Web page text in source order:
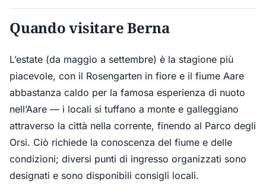
Quando visitare Berna
L’estate (da maggio a settembre) è la stagione più
piacevole, con il Rosengarten in fiore e il fiume Aare
abbastanza caldo per la famosa esperienza di nuoto
nell’Aare — i locali si tuffano a monte e galleggiano
attraverso la città nella corrente, finendo al Parco degli
Orsi. Ciò richiede la conoscenza del fiume e delle
condizioni; diversi punti di ingresso organizzati sono
designati e sono disponibili consigli locali.